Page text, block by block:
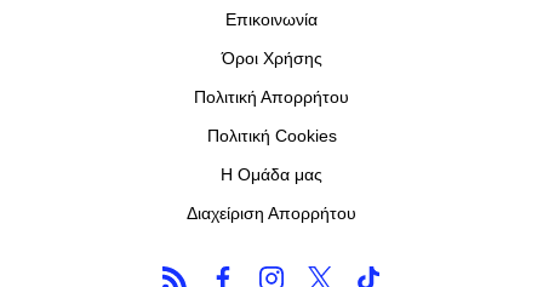
Επικοινωνία
Όροι Χρήσης
Πολιτική Απορρήτου
Πολιτική Cookies
Η Ομάδα μας
Διαχείριση Απορρήτου